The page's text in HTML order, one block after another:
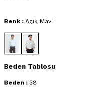
Renk : Açık Mavi
Beden Tablosu
Beden : 38